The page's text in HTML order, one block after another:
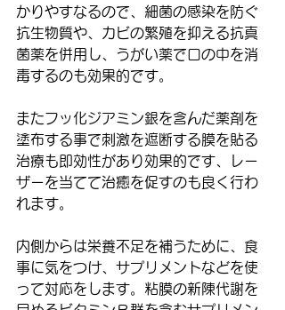
かりやすなるので、細菌の感染を防ぐ
抗生物質や、カビの繁殖を抑える抗真
菌薬を併用し、うがい薬で口の中を消
毒するのも効果的です。
またフッ化ジアミン銀を含んだ薬剤を
塗布する事で刺激を遮断する膜を貼る
治療も即効性があり効果的です、レー
ザーを当てて治癒を促すのも良く行わ
れます。
内側からは栄養不足を補うために、食
事に気をつけ、サプリメントなどを使
って対応をします。粘膜の新陳代謝を